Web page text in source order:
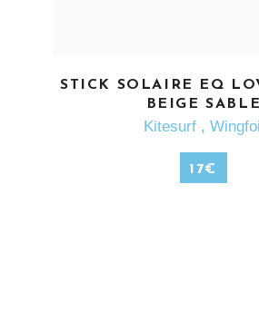
EN SAVOIR
STICK SOLAIRE EQ
BEIGE SABLE
Kitesurf ,
17€